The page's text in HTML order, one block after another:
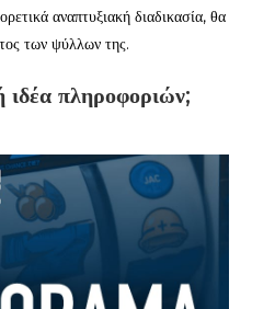
αναπτυξιακή διαδικασία, θα
των ψύλλων της.
ιδέα πληροφοριών;